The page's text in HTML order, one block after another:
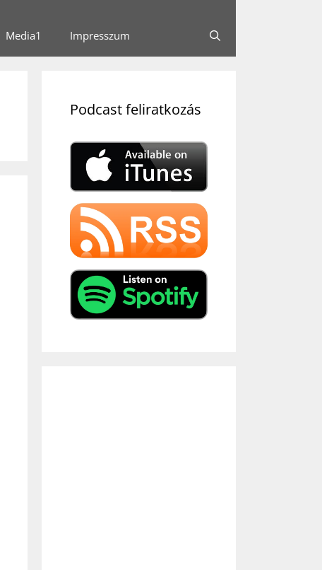
Media1 Impresszum
Podcast feliratkozás